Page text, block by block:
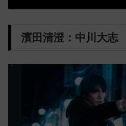
濱田清澄：中川大志